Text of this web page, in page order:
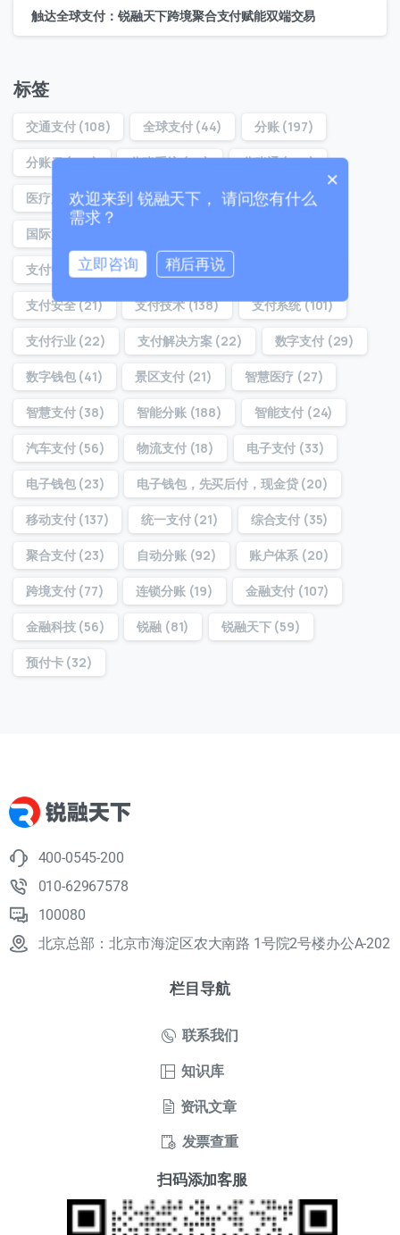
触达全球支付：锐融天下跨境聚合支付赋能双端交易
标签
交通支付(108) 全球支付(44) 分账(197)
分账云(194) 分账系统(22) 分账通(160)
医疗支付(32) 医院支付(29) 合规分账(54)
国际支付
支付中台 (36) 支付体系(22)
支付安全(21) 支付技术(138) 支付系统(101)
支付行业(22) 支付解决方案(22) 数字支付(29)
数字钱包(41) 景区支付(21) 智慧医疗 (27)
智慧支付(38) 智能分账(188) 智能支付 (24)
汽车支付(56) 物流支付(18) 电子支付 (33)
电子钱包(23) 电子钱包，先买后付，现金贷(20)
移动支付(137) 统一支付(21) 综合支付 (35)
聚合支付(23) 自动分账(92) 账户体系 (20)
跨境支付(77) 连锁分账(19) 金融支付 (107)
金融科技(56) 锐融 (81) 锐融天下(59)
预付卡(32)
400-0545-200
010-62967578
100080
北京总部：北京市海淀区农大南路 1号院2号楼办公A-202
栏目导航
联系我们
知识库
资讯文章
发票查重
扫码添加客服
联系我们
我们的团队会尽快回复。
0 / 180
访问历史
提交
我们通常的回复时间： 30 分钟内
×
欢迎来到 锐融天下， 请问您有什么
需求？
立即咨询 稍后再说